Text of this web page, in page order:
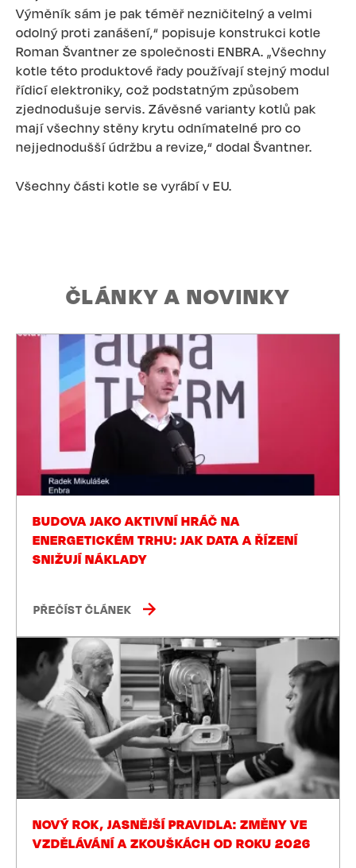
Výměník sám je pak téměř nezničitelný a velmi
odolný proti zanášení,“ popisuje konstrukci kotle
Roman Švantner ze společnosti ENBRA. „Všechny
kotle této produktové řady používají stejný modul
řídicí elektroniky, což podstatným způsobem
zjednodušuje servis. Závěsné varianty kotlů pak
mají všechny stěny krytu odnímatelné pro co
nejjednodušší údržbu a revize,“ dodal Švantner.
Všechny části kotle se vyrábí v EU.
ČLÁNKY A NOVINKY
BUDOVA JAKO AKTIVNÍ HRÁČ NA
ENERGETICKÉM TRHU: JAK DATA A ŘÍZENÍ
SNIŽUJÍ NÁKLADY
PŘEČÍST ČLÁNEK
NOVÝ ROK, JASNĚJŠÍ PRAVIDLA: ZMĚNY VE
VZDĚLÁVÁNÍ A ZKOUŠKÁCH OD ROKU 2026